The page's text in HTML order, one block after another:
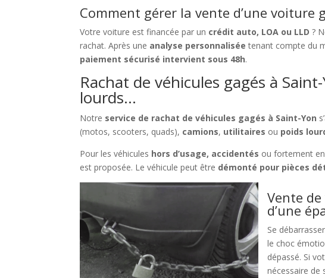
Comment gérer la vente d’une voiture
Votre voiture est financée par un crédit auto, LOA ou LLD ?
rachat. Après une analyse personnalisée tenant compte du
paiement sécurisé intervient sous 48h.
Rachat de véhicules gagés à
lourds…
Notre service de rachat de véhicules gagés à Saint-Yon
(motos, scooters, quads), camions, utilitaires ou poids
Pour les véhicules hors d’usage, accidentés ou fortement
est proposée. Le véhicule peut être démonté pour pièces
Vente
d’une
Se
le choc
dépassé. Si
nécessaire de